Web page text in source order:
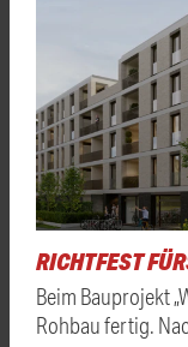
RICHTFEST
Beim Bauprojekt
Rohbau fertig.